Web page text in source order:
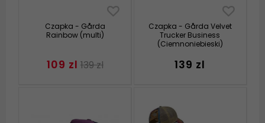
Czapka - Gårda
Rainbow (multi)
109 zl 139 zl
Czapka - Gårda Velvet
Trucker Business
(Ciemnoniebieski)
139 zl